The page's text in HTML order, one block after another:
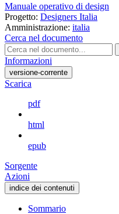
Manuale operativo di design
Progetto: Designers Italia
Amministrazione: italia
Cerca nel documento
Informazioni
versione-corrente
Scarica
pdf
html
epub
Sorgente
Azioni
indice dei contenuti
Sommario